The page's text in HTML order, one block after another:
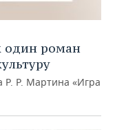
один роман
Р. Мартина «Игра